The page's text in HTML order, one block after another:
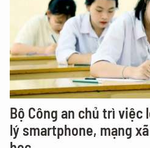
Bộ Công an chủ trì việc
lý smartphone, mạng